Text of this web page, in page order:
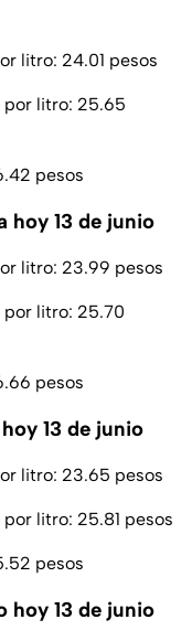
litro: 24.01 pesos
por litro: 25.65
pesos
hoy 13 de junio
litro: 23.99 pesos
por litro: 25.70
pesos
13 de junio
litro: 23.65 pesos
litro: 25.81 pesos
pesos
hoy 13 de junio